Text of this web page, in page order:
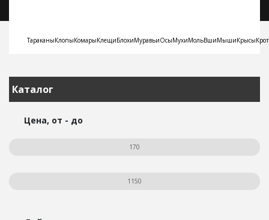
ТараканыКлопыКомарыКлещиБлохиМуравьиОсыМухиМольВшиМышиКрысы
Цена, от - до
Каталог